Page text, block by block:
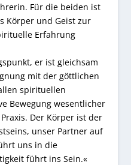
Für die beiden ist
Körper und Geist zur
Erfahrung
er ist gleichsam
mit der göttlichen
spirituellen
Bewegung wesentlicher
Der Körper ist der
unser Partner auf
uns in die
führt ins Sein.«